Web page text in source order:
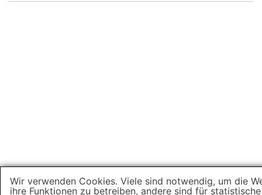
Wir verwenden Cookies. Viele sind notwendig, um die
ihre Funktionen zu betreiben, andere sind für